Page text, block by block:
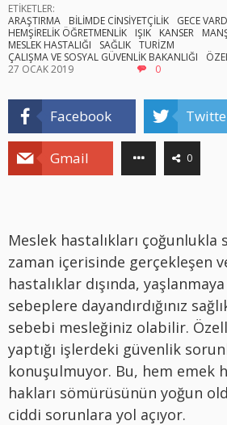
ETİKETLER:
ARAŞTIRMA
BİLİMDE CİNSİYETÇİLİK
GECE
HEMŞİRELİK ÖĞRETMENLİK
IŞIK KANSER
MESLEK HASTALIĞI
SAĞLIK TURİZM
ÇALIŞMA VE SOSYAL GÜVENLİK BAKANLIĞI
27 OCAK 2019
0
Facebook
Gmail 0
Meslek hastalıkları çoğunlukla
zaman içerisinde gerçekleşen
hastalıklar dışında,
sebeplere dayandırdığınız
sebebi mesleğiniz olabilir.
yaptığı işlerdeki güvenlik
konuşulmuyor. Bu, hem emek
hakları sömürüsünün yoğun
ciddi sorunlara yol açıyor.